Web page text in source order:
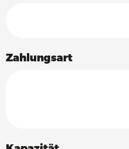
Zahlungsart